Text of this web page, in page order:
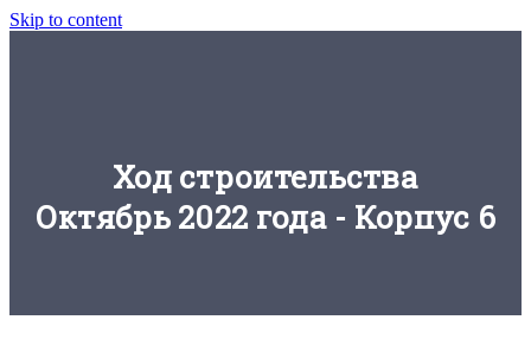
Skip to content
Ход строительства
Октябрь 2022 года - Корпус 6